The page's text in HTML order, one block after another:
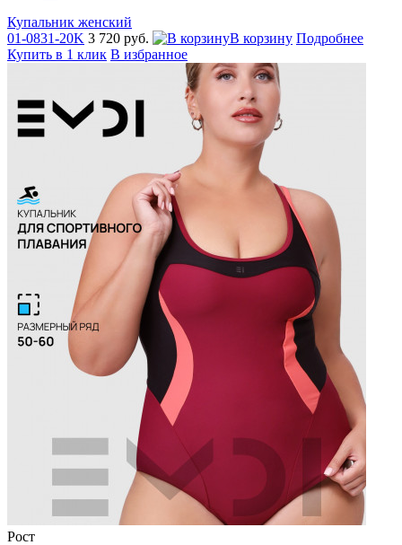
Купальник женский
01-0831-20K 3 720 руб. В корзину Подробнее
Купить в 1 клик В избранное
Рост